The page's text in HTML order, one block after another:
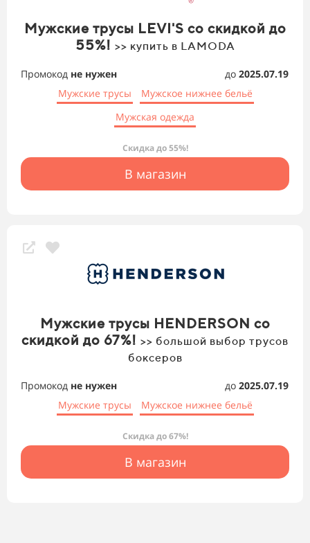
Мужские трусы LEVI'S со скидкой до
55%! >> купить в LAMODA
Промокод не нужен до 2025.07.19
Мужские трусы
Мужское нижнее бельё
Мужская одежда
Скидка до 55%!
В магазин
Мужские трусы HENDERSON со
скидкой до 67%! >> большой выбор трусов
боксеров
Промокод не нужен до 2025.07.19
Мужские трусы
Мужское нижнее бельё
Скидка до 67%!
В магазин